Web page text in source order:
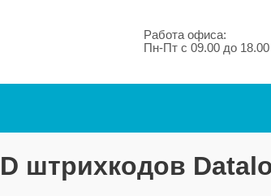
Работа офиса:
Пн-Пт с 09.00 до 18.00
штрихкодов